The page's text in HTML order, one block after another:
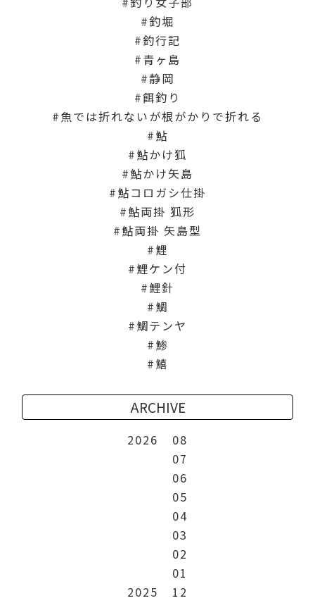
釣堀
釣行記
青ヶ島
静岡
餌釣り
魚では折れないが根がかりで折れる
鮎
鮎かけ狐
鮎かけ矢島
鮎コロガシ仕掛
鮎両掛 狐形
鮎両掛 矢島型
鯉
鯉ケン付
鯉針
鯛
鯛テンヤ
鯵
鱚
ARCHIVE
2026
08
07
06
05
04
03
02
01
2025
12